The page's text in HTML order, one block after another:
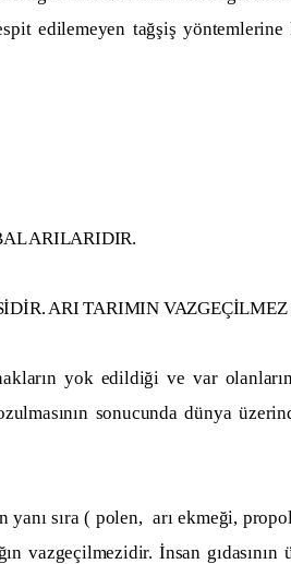
edilemeyen tağşiş
ARILARIDIR.
ARI TARIMIN VAZGEÇİLMEZ
yok edildiği ve var olanların
sonucunda dünya
sıra ( polen, arı ekmeği,
vazgeçilmezidir. İnsan